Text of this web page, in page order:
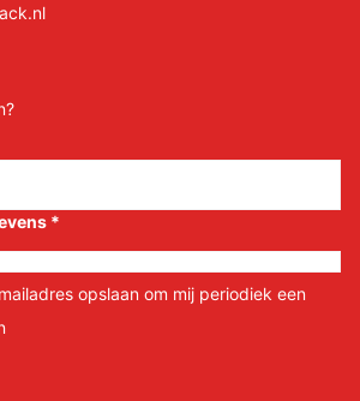
*
opslaan om mij periodiek een